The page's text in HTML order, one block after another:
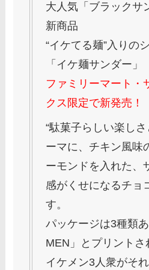
大人気「ブラックサ
新商品
“イケてる麺”入りの
「イケ麺サンダー」
ファミリーマート・
クス限定で新発売！
“駄菓子らしい楽し
ーマに、チキン風味
ーモンドを入れた、
感がくせになるチョ
す。
パッケージは3種類
MEN」とプリントさ
イケメン3人衆がそ